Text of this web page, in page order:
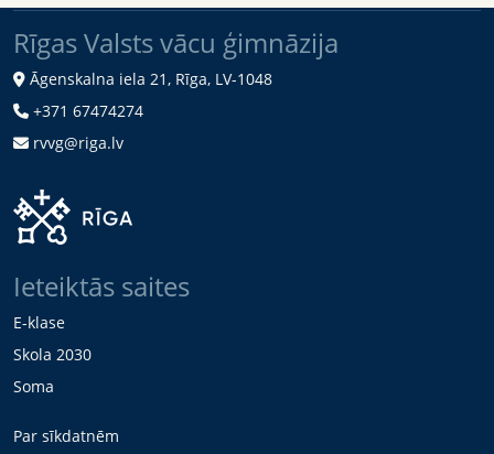
Rīgas Valsts vācu ģimnāzija
Āgenskalna iela 21, Rīga, LV-1048
+371 67474274
rvvg@riga.lv
Ieteiktās saites
E-klase
Skola 2030
Soma
Par sīkdatnēm